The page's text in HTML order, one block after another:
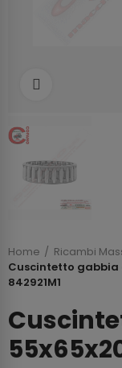
Home Ricambi
Cuscintetto gabbia
842921M1